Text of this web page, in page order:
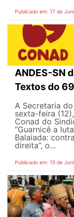
Publicado em: 17 de
ANDES-SN
Textos do
A Secretaria
sexta-feira
Conad do
“Guarnicê a
Balaiada:
direita”, o...
Publicado em: 15 de